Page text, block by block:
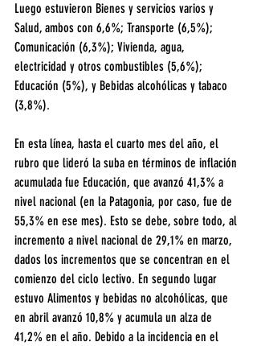
Luego estuvieron Bienes y servicios varios y
Salud, ambos con 6,6%; Transporte (6,5%);
Comunicación (6,3%); Vivienda, agua,
electricidad y otros combustibles (5,6%);
Educación (5%), y Bebidas alcohólicas y tabaco
(3,8%).
En esta línea, hasta el cuarto mes del año, el
rubro que lideró la suba en términos de inflación
acumulada fue Educación, que avanzó 41,3% a
nivel nacional (en la Patagonia, por caso, fue de
55,3% en ese mes). Esto se debe, sobre todo, al
incremento a nivel nacional de 29,1% en marzo,
dados los incrementos que se concentran en el
comienzo del ciclo lectivo. En segundo lugar
estuvo Alimentos y bebidas no alcohólicas, que
en abril avanzó 10,8% y acumula un alza de
41,2% en el año. Debido a la incidencia en el